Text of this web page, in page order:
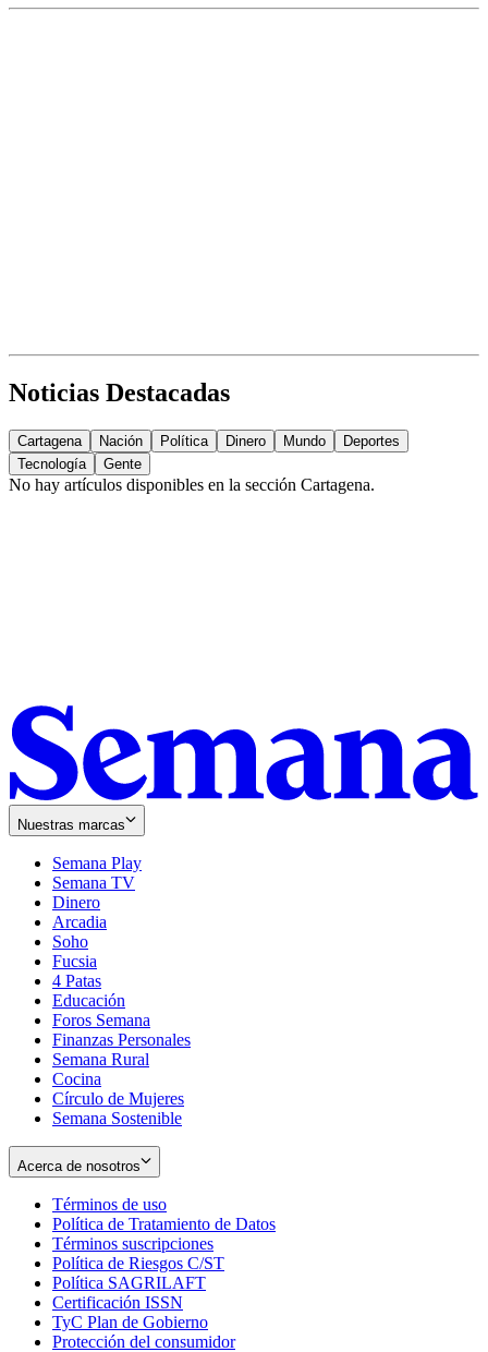
Noticias Destacadas
Cartagena Nación Política Dinero Mundo
Deportes
Tecnología
Gente
No hay artículos disponibles en la sección Cartagena.
Nuestras marcas
Semana Play
Semana TV
Dinero
Arcadia
Soho
in
new
window
Fucsia
in
new
window
4 Patas
Educación
Foros Semana
Finanzas Personales
Semana Rural
Cocina
Círculo de Mujeres
Semana Sostenible
Acerca de nosotros
Términos de uso
in
new
window
Política de Tratamiento de Datos
Términos suscripciones
in
Política de Riesgos C/ST
Política SAGRILAFT
new
window
Certificación ISSN
in
new
TyC Plan de Gobierno
in
Protección del consumidorOpens